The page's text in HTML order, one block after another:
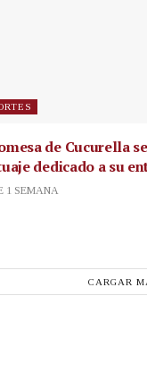
de Cucurella
dedicado a su
1 SEMANA
CARGAR